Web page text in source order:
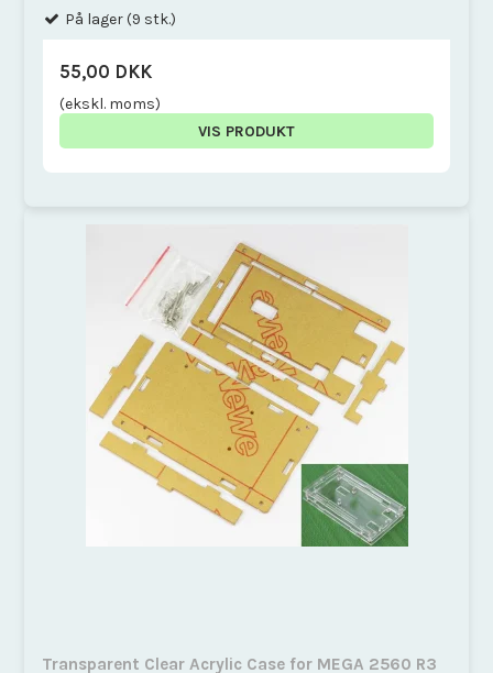
På lager (9 stk.)
55,00 DKK
(ekskl. moms)
VIS PRODUKT
Transparent Clear Acrylic Case for MEGA 2560 R3